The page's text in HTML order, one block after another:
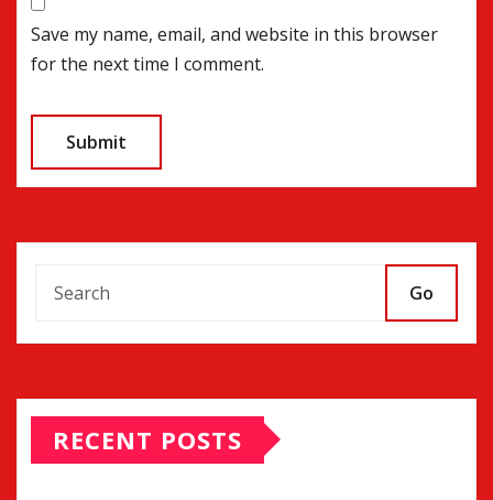
Save my name, email, and website in this browser
for the next time I comment.
Go
RECENT POSTS